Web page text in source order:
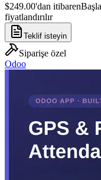
$249.00'dan itibaren
fiyatlandırılır
Teklif isteyin
Siparişe özel
Odoo